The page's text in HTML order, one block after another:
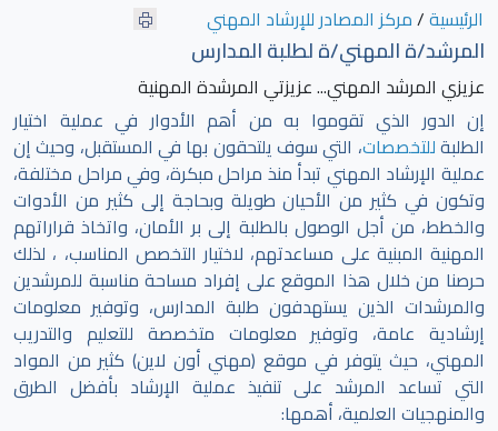
الرئيسية/مركز المصادر للإرشاد المهني
المرشد/ة المهني/ة لطلبة المدارس
عزيزي المرشد المهني... عزيزتي المرشدة المهنية
إن الدور الذي تقوموا به من أهم الأدوار في عملية اختيار
الطلبةللتخصصات، التي سوف يلتحقون بها في المستقبل، وحيث إن
عملية الإرشاد المهني تبدأ منذ مراحل مبكرة، وفي مراحل مختلفة،
وتكون في كثير من الأحيان طويلة وبحاجة إلى كثير من الأدوات
والخطط، من أجل الوصول بالطلبة إلى بر الأمان، واتخاذ قراراتهم
المهنية المبنية على مساعدتهم، لاختيار التخصص المناسب، ، لذلك
حرصنا من خلال هذا الموقع على إفراد مساحة مناسبة للمرشدين
والمرشدات الذين يستهدفون طلبة المدارس، وتوفير معلومات
إرشادية عامة، وتوفير معلومات متخصصة للتعليم والتدريب
المهني، حيث يتوفر في موقع (مهني أون لاين) كثير من المواد
التي تساعد المرشد على تنفيذ عملية الإرشاد بأفضل الطرق
والمنهجيات العلمية، أهمها: